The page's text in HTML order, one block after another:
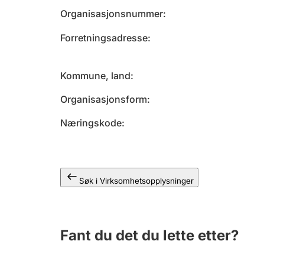
Organisasjonsnummer
Forretningsadresse
Kommune, land
Organisasjonsform
Næringskode
Søk i Virksomhetsopplysninger
Fant du det du lette etter?